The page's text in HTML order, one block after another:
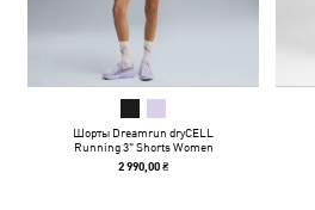
Шорты Dreamrun dryCELL
Running 3" Shorts Women
2 990,00 ₴